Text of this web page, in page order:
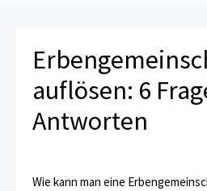
auflösen: 6
Antworten
Wie kann man eine